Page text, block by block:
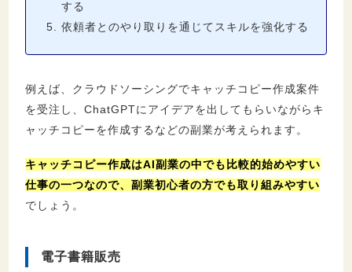
する
依頼者とのやり取りを通じてスキルを強化する
例えば、クラウドソーシングでキャッチコピー作成案件
を受注し、ChatGPTにアイデアを出してもらいながらキ
ャッチコピーを作成するなどの副業が考えられます。
キャッチコピー作成はAI副業の中でも比較的始めやすい
仕事の一つなので、副業初心者の方でも取り組みやすい
でしょう。
電子書籍販売